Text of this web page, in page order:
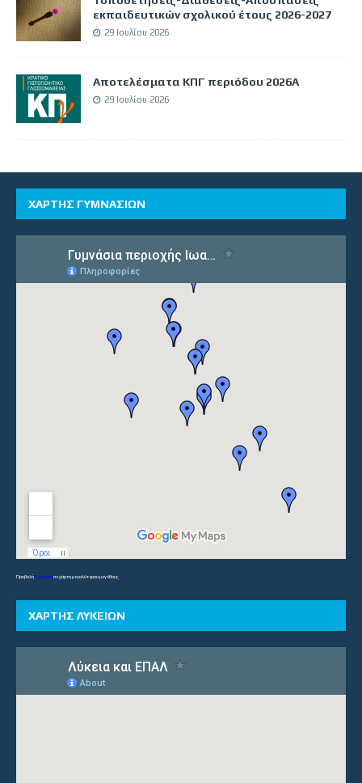
εκπαιδευτικών σχολικού έτους 2026-2027
29 Ιουλίου 2026
Αποτελέσματα ΚΠΓ περιόδου 2026Α
29 Ιουλίου 2026
ΧΑΡΤΗΣ ΓΥΜΝΑΣΙΩΝ
ΠροβολήΓυμνάσιασε χάρτη μεγαλύτερου μεγέθους
ΧΑΡΤΗΣ ΛΥΚΕΙΩΝ